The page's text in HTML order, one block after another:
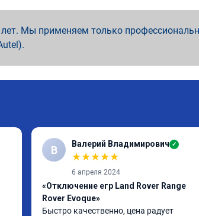
Мы применяем только
В Валерий Владимирович ✓
★★★★★
6 апреля 2024
«Отключение егр Land Rover Range
Rover Evoque»
Быстро качественно, цена радует